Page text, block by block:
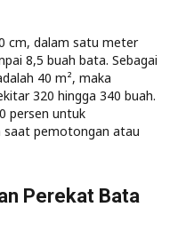
cm, dalam satu meter
8,5 buah bata. Sebagai
40 m², maka
320 hingga 340 buah.
persen untuk
saat pemotongan atau
Perekat Bata